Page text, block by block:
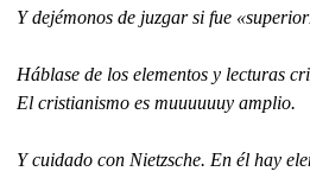
Y dejémonos de juzgar si fue
Háblase de los elementos y lecturas
El cristianismo es muuuuuuy amplio.
Y cuidado con Nietzsche. En él hay